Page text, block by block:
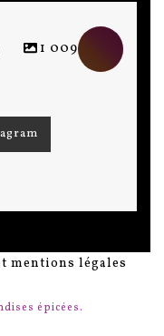
les indésirables.